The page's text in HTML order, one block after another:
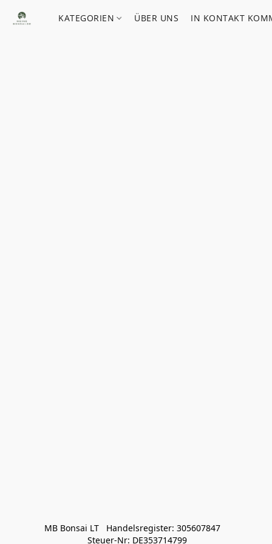
KATEGORIEN ÜBER UNS IN KONTAKT
MB Bonsai LT   Handelsregister: 305607847
Steuer-Nr: DE353714799